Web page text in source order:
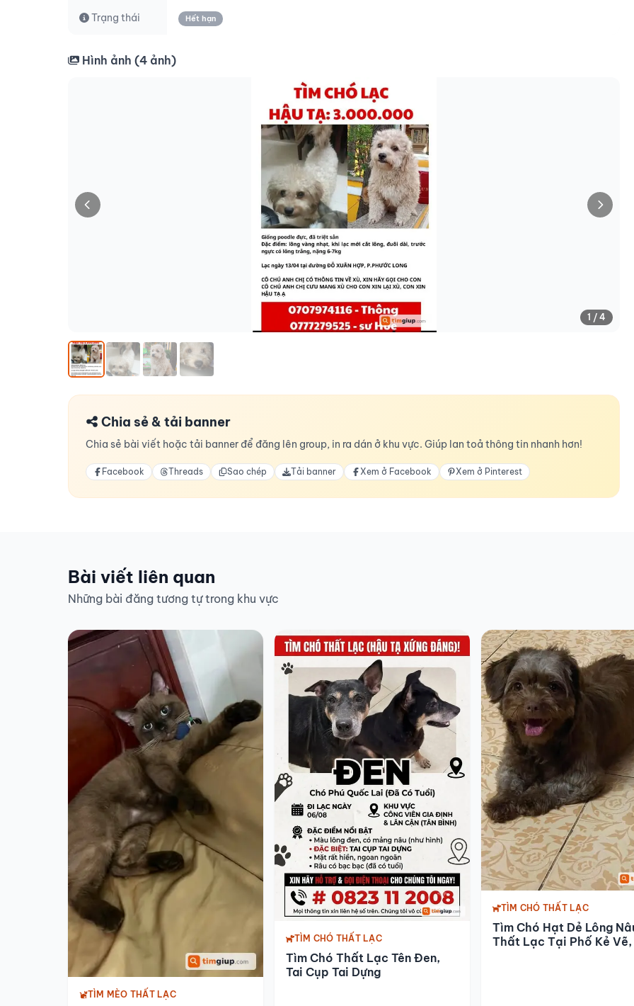
Trạng thái Hết hạn
Hình ảnh (4 ảnh)
1 / 4
Chia sẻ & tải banner
Chia sẻ bài viết hoặc tải banner để đăng lên group, in ra dán ở khu vực. Giúp lan toả thông tin nhanh hơn!
Facebook Threads Sao chép Tải banner Xem ở Facebook Xem ở Pinterest
Bài viết liên quan
Những bài đăng tương tự trong khu vực
TÌM MÈO THẤT LẠC
TÌM CHÓ THẤT LẠC
Tìm Chó Thất Lạc Tên Đen,
Tai Cụp Tai Dựng
TÌM CHÓ THẤT LẠC
Tìm Chó Hạt Dẻ Lông
Thất Lạc Tại Phố Kẻ